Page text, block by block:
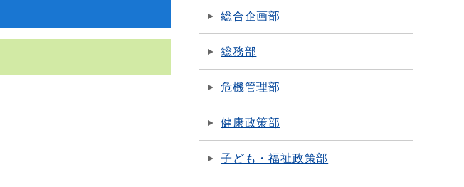
総合企画部
総務部
危機管理部
健康政策部
子ども・福祉政策部